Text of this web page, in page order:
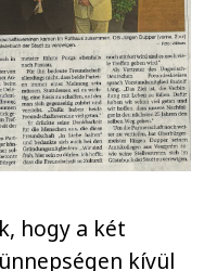
hogy a két
kívül